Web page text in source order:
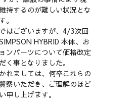
持するのが難しい状況とな
。
はございますが、4/3次回
HYBRID 本体、お
ンパーツについて価格改定
く事となりました。
れましては、何卒これらの
察いただき、ご理解のほど
申し上げます。